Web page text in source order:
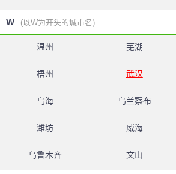
W (以W为开头的城市名)
温州 芜湖
梧州 武汉
乌海 乌兰察布
潍坊 威海
乌鲁木齐 文山